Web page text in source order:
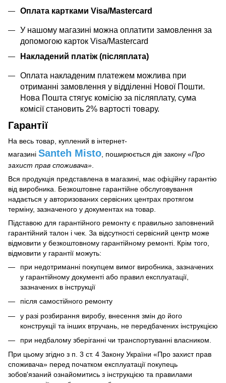
Оплата картками Visa/Mastercard
У нашому магазині можна оплатити замовлення за
допомогою карток Visa/Mastercard
Накладений платіж (післяплата)
Оплата накладеним платежем можлива при
отриманні замовлення у відділенні Нової Пошти.
Нова Пошта стягує комісію за післяплату, сума
комісії становить 2% вартості товару.
Гарантії
На весь товар, куплений в інтернет-
магазині Santeh Misto , поширюється дія закону «Про
захист прав споживача»
Вся продукція представлена в магазині, має офіційну гарантію
від виробника. Безкоштовне гарантійне обслуговування
надається у авторизованих сервісних центрах протягом
терміну, зазначеного у документах на товар.
Підставою для гарантійного ремонту є правильно заповнений
гарантійний талон і чек. За відсутності сервісний центр може
відмовити у безкоштовному гарантійному ремонті. Крім того,
відмовити у гарантії можуть:
при недотриманні покупцем вимог виробника, зазначених
у гарантійному документі або правил експлуатації,
зазначених в інструкції
після самостійного ремонту
у разі розбирання виробу, внесення змін до його
конструкції та інших втручань, не передбачених інструкцією
при недбалому зберіганні чи транспортуванні власником.
При цьому згідно з п. 3 ст. 4 Закону України «Про захист прав
споживача» перед початком експлуатації покупець
зобов'язаний ознайомитись з інструкцією та правилами